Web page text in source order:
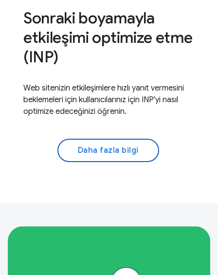
Sonraki boyamayla
etkileşimi optimize etme
(INP)
Web sitenizin etkileşimlere hızlı yanıt vermesini
beklemeleri için kullanıcılarınız için INP'yi nasıl
optimize edeceğinizi öğrenin.
Daha fazla bilgi